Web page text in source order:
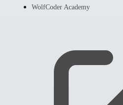
WolfCoder Academy